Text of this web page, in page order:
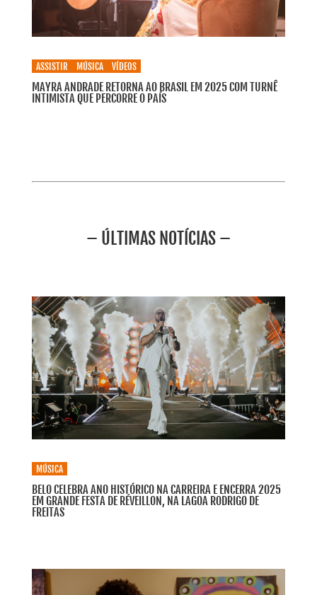
ASSISTIR MÚSICA VÍDEOS
MAYRA ANDRADE RETORNA AO BRASIL EM 2025 COM TURNÊ
INTIMISTA QUE PERCORRE O PAÍS
– ÚLTIMAS NOTÍCIAS –
MÚSICA
BELO CELEBRA ANO HISTÓRICO NA CARREIRA E ENCERRA 2025
EM GRANDE FESTA DE RÉVEILLON, NA LAGOA RODRIGO DE
FREITAS